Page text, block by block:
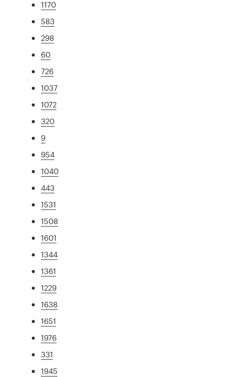
1170
583
298
60
726
1037
1072
320
9
954
1040
443
1531
1508
1601
1344
1361
1229
1638
1651
1976
331
1945